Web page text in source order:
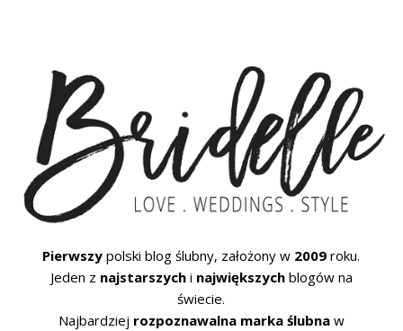
Pierwszy polski blog ślubny, założony w 2009 roku.
Jeden z najstarszychi największychblogów na
świecie.
Najbardziej rozpoznawalna marka ślubnaw